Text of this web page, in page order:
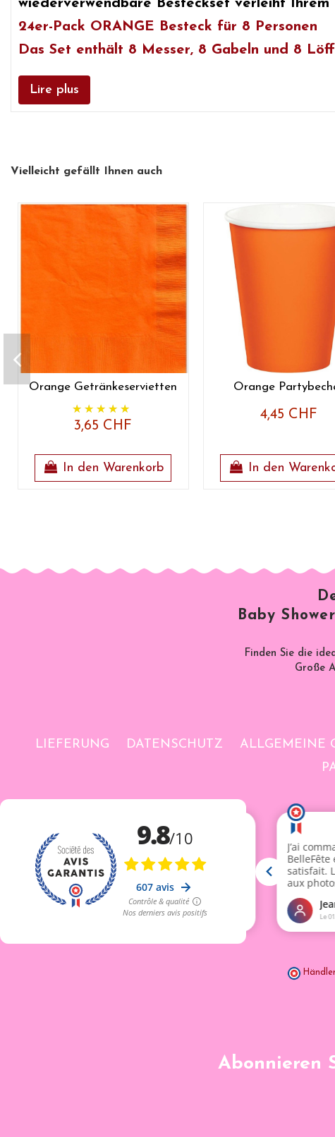
wiederverwendbare Besteckset verleiht Ihrem
24er-Pack ORANGE Besteck für 8 Personen
Das Set enthält 8 Messer, 8 Gabeln und 8
Lire plus
Vielleicht gefällt Ihnen auch
Orange Getränkeservietten
3,65 CHF
In den Warenkorb
Orange
4,45 CHF
In den
Baby
Finden Sie die
Große
LIEFERUNG DATENSCHUTZ ALLGEMEINE
Abonnieren